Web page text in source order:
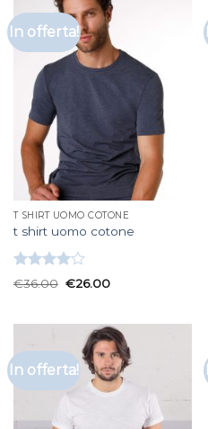
In offerta!
T SHIRT UOMO COTONE
t shirt uomo cotone
Valutato
€36.00 €26.00
In offerta!